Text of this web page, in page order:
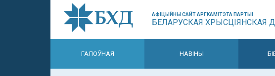
АФІЦЫЙНЫ САЙТ АРГКАМІТЭТА ПАРТЫІ
БЕЛАРУСКАЯ ХРЫСЦІЯНСКАЯ
ГАЛОЎНАЯ НАВІНЫ